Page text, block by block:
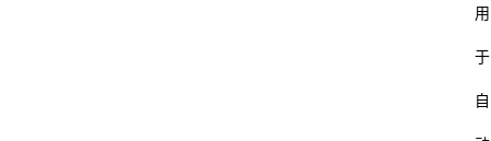
用
于
自